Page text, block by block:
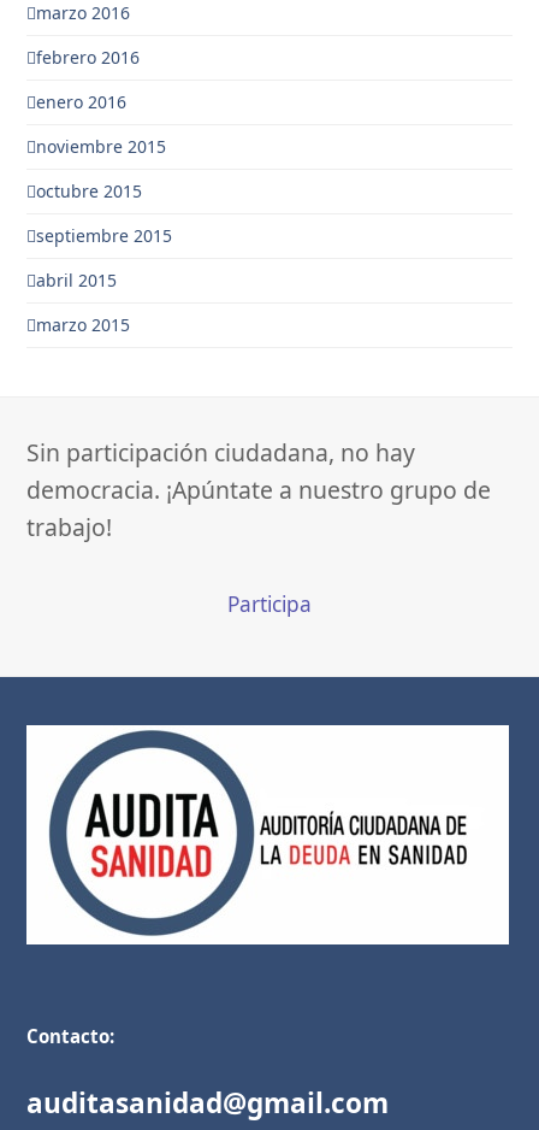
marzo 2016
febrero 2016
enero 2016
noviembre 2015
octubre 2015
septiembre 2015
abril 2015
marzo 2015
Sin participación ciudadana, no hay
democracia. ¡Apúntate a nuestro grupo de
trabajo!
Participa
Contacto:
auditasanidad@gmail.com